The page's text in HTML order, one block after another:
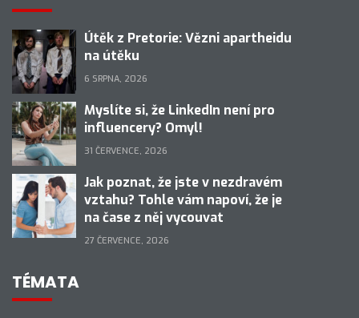
Útěk z Pretorie: Vězni apartheidu
na útěku
6 SRPNA, 2026
Myslíte si, že LinkedIn není pro
influencery? Omyl!
31 ČERVENCE, 2026
Jak poznat, že jste v nezdravém
vztahu? Tohle vám napoví, že je
na čase z něj vycouvat
27 ČERVENCE, 2026
TÉMATA